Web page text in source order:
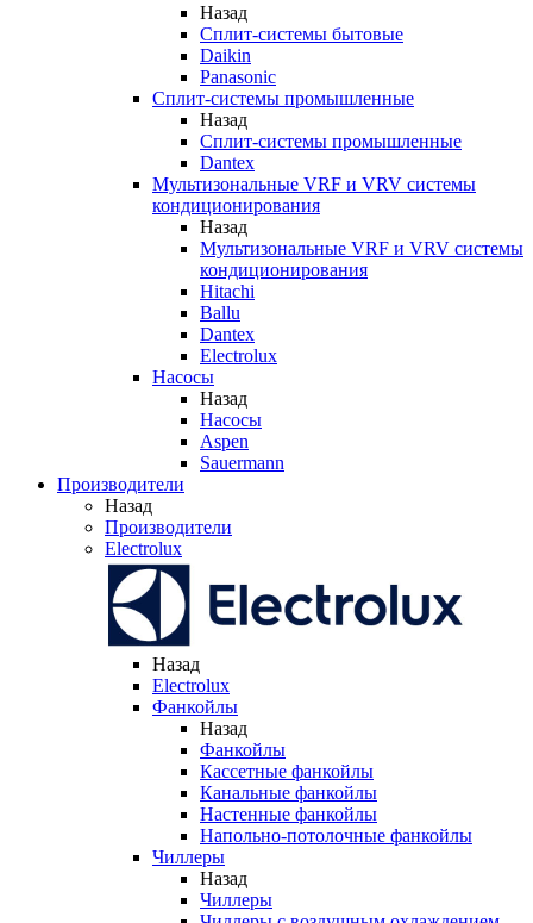
Назад
Сплит-системы бытовые
Daikin
Panasonic
Сплит-системы промышленные
Назад
Сплит-системы промышленные
Dantex
Мультизональные VRF и VRV системы
кондиционирования
Назад
Мультизональные VRF и VRV системы
кондиционирования
Hitachi
Ballu
Dantex
Electrolux
Насосы
Назад
Насосы
Aspen
Sauermann
Производители
Назад
Производители
Electrolux
Назад
Electrolux
Фанкойлы
Назад
Фанкойлы
Кассетные фанкойлы
Канальные фанкойлы
Настенные фанкойлы
Напольно-потолочные фанкойлы
Чиллеры
Назад
Чиллеры